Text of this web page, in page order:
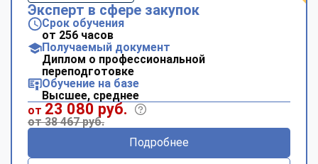
Эксперт в сфере закупок
Срок обучения
от 256 часов
Получаемый документ
Диплом о профессиональной
переподготовке
Обучение на базе
Высшее, среднее
от 23 080 руб.
от 38 467 руб.
Подробнее